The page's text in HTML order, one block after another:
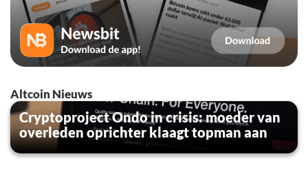
Altcoin Nieuws
Cryptoproject Ondo in crisis: moeder van
overleden oprichter klaagt topman aan